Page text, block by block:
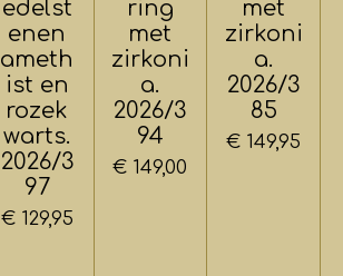
edelst
enen
ameth
ist en
rozek
warts.
2026/3
97
€ 129,95
ring
met
zirkoni
a.
2026/3
94
€ 149,00
met
zirkoni
a.
2026/3
85
€ 149,95